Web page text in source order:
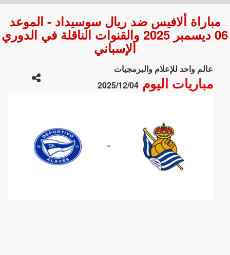
مباراة ألافيس ضد ريال سوسيداد - الموعد
06 ديسمبر 2025 والقنوات الناقلة في الدوري
الإسباني
عالم واحد للإعلام والبرمجيات
مباريات اليوم2025/12/04